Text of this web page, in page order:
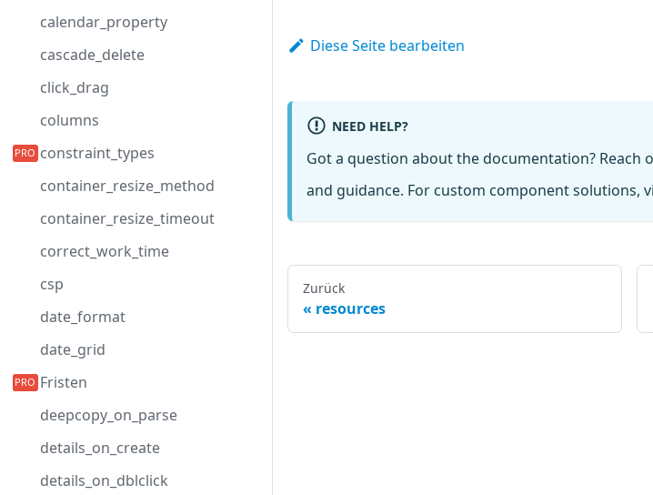
calendar_property
cascade_delete
click_drag
columns
constraint_types
container_resize_method
container_resize_timeout
correct_work_time
csp
date_format
date_grid
Fristen
deepcopy_on_parse
details_on_create
details_on_dblclick
Diese Seite bearbeiten
NEED HELP?
Got a question about the documentation? Reach
and guidance. For custom component solutions,
Zurück
resources